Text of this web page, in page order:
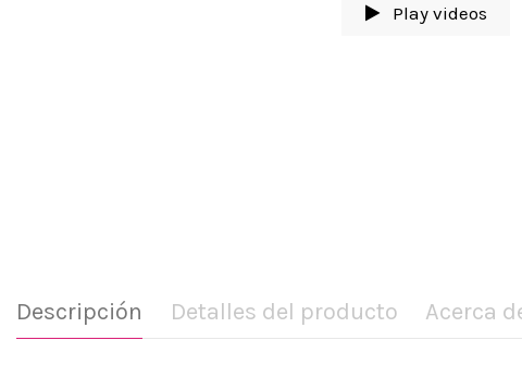
Play videos
Descripción Detalles del producto Acerca